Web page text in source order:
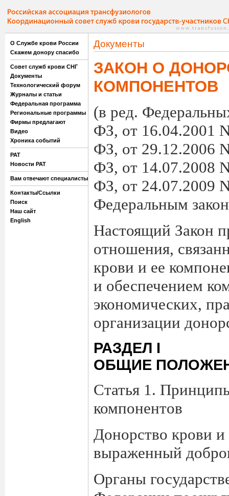
О Службе крови России
Скажем донору спасибо
Совет служб крови СНГ
Документы
Технологический форум
Журналы и статьи
Федеральная программа
Региональные программы
Фирмы предлагают
Видео
Хроника событий
РАТ
Новости РАТ
Вам отвечают специалисты
Контакты/Ссылки
Поиск
Наш сайт
English
Документы
ЗАКОН О
КОМПОНЕНТОВ
(в ред.
ФЗ, от 16.04.2001
ФЗ, от 29.12.2006
ФЗ, от 14.07.2008
ФЗ, от 24.07.2009
Федеральным
Настоящий Закон
отношения,
крови и ее
и обеспечением
экономических,
организации
РАЗДЕЛ I
ОБЩИЕ
Статья 1.
компонентов
Донорство крови
выраженный
Органы